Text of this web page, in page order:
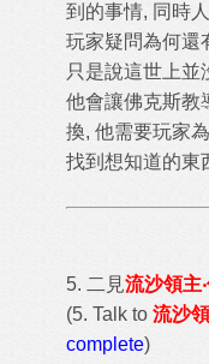
到的事情, 同時
玩家疑問為何還
只是說這世上並
他會讓佛克斯教
換, 他需要玩家
找到想知道的東
5. 二 見流沙領主
(5. Talk to 流沙
complete)